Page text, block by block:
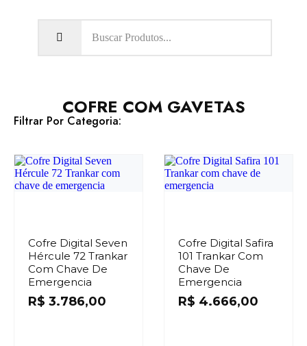
COFRE COM GAVETAS
Filtrar Por Categoria:
Cofre Digital Seven
Hércule 72 Trankar
Com Chave De
Emergencia
R$ 3.786,00
Cofre Digital Safira
101 Trankar Com
Chave De
Emergencia
R$ 4.666,00